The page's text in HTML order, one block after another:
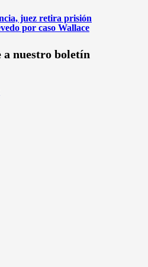
juez retira prisión
por caso Wallace
a nuestro boletín